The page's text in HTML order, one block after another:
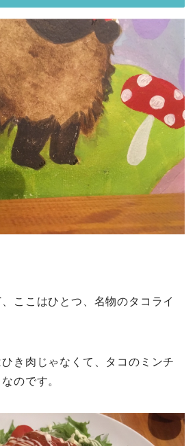
ここはひとつ、名物のタコライ
き肉じゃなくて、タコのミンチ
のです。